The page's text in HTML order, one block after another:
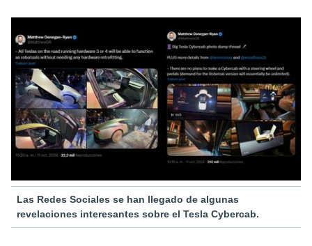
Las Redes Sociales se han llegado de algunas
revelaciones interesantes sobre el Tesla Cybercab.